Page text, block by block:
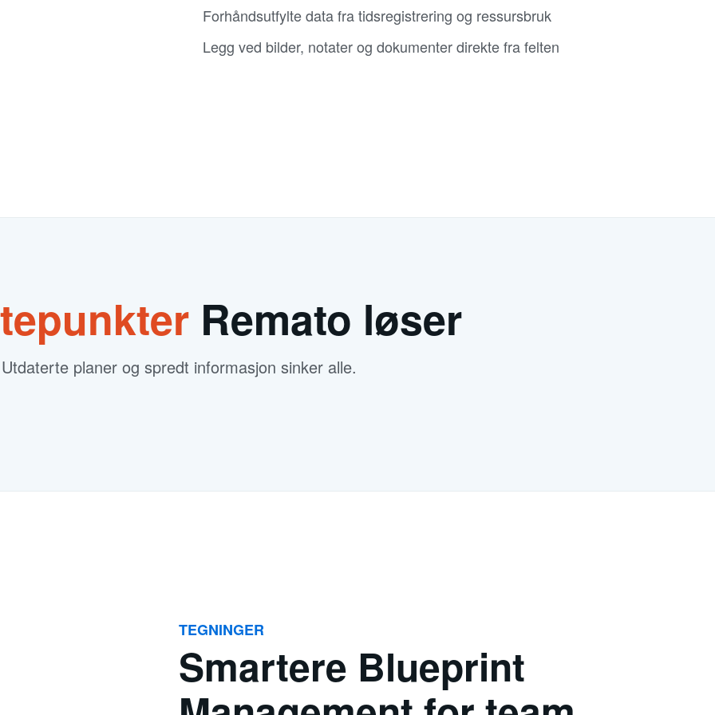
Forhåndsutfylte data fra tidsregistrering og ressursbruk
Legg ved bilder, notater og dokumenter direkte fra felten
Remato løser
Utdaterte planer og spredt informasjon sinker alle.
TEGNINGER
Smartere Blueprint